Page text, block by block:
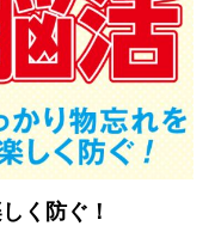
く防ぐ！